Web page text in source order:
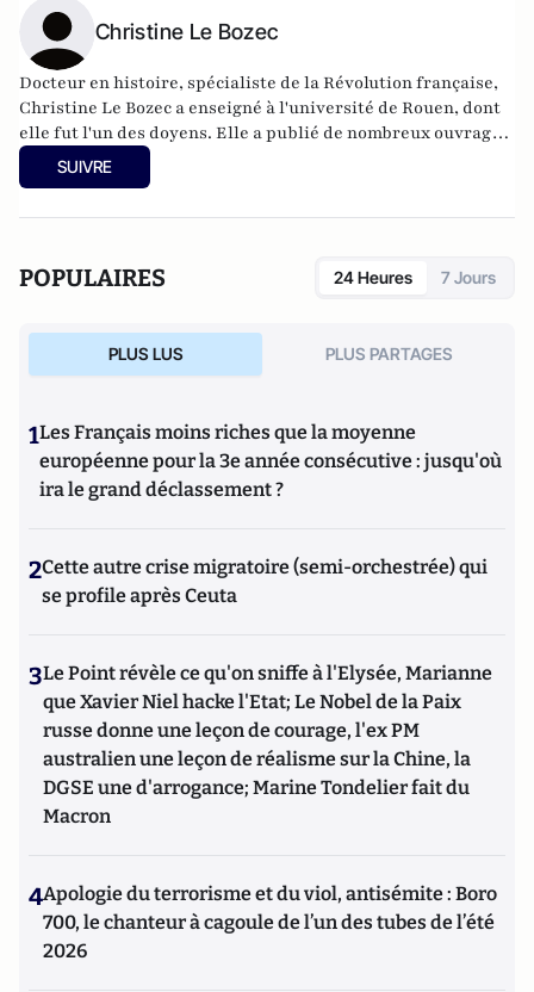
Christine Le Bozec
Docteur en histoire, spécialiste de la Révolution française,
Christine Le Bozec a enseigné à l'université de Rouen, dont
elle fut l'un des doyens. Elle a publié de nombreux ouvrages,
dont La Première République, 1792-1799 et Les Femmes et la
Révolution. --Ce texte fait référence à l'édition paperback.
SUIVRE
POPULAIRES 24 Heures 7 Jours
PLUS LUS PLUS PARTAGES
1Les Français moins riches que la moyenne
européenne pour la 3e année consécutive : jusqu'où
ira le grand déclassement ?
2Cette autre crise migratoire (semi-orchestrée) qui
se profile après Ceuta
3Le Point révèle ce qu'on sniffe à l'Elysée, Marianne
que Xavier Niel hacke l'Etat; Le Nobel de la Paix
russe donne une leçon de courage, l'ex PM
australien une leçon de réalisme sur la Chine, la
DGSE une d'arrogance; Marine Tondelier fait du
Macron
4Apologie du terrorisme et du viol, antisémite : Boro
700, le chanteur à cagoule de l’un des tubes de l’été
2026